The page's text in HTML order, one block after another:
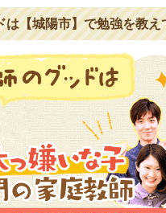
は【城陽市】で勉強を教